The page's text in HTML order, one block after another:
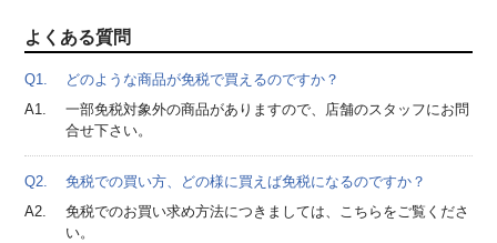
よくある質問
Q1.
どのような商品が免税で買えるのですか？
A1.
一部免税対象外の商品がありますので、店舗のスタッフにお問
合せ下さい。
Q2.
免税での買い方、どの様に買えば免税になるのですか？
A2.
免税でのお買い求め方法につきましては、こちらをご覧くださ
い。